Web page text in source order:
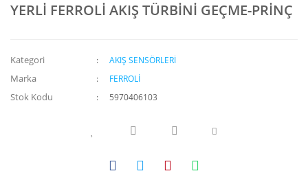
YERLİ FERROLİ AKIŞ TÜRBİNİ GEÇME-PRİNÇ
Kategori AKIŞ SENSÖRLERİ
Marka FERROLİ
Stok Kodu 5970406103